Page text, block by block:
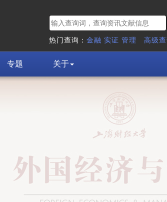
热门查询： 金融 实证 管理 高级
专题 关于